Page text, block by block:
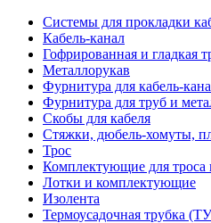
Системы для прокладки
Кабель-канал
Гофрированная и гладкая
Металлорукав
Фурнитура для кабель-
Фурнитура для труб и
Скобы для кабеля
Стяжки, дюбель-хомуты,
Трос
Комплектующие для
Лотки и комплектующие
Изолента
Термоусадочная трубка